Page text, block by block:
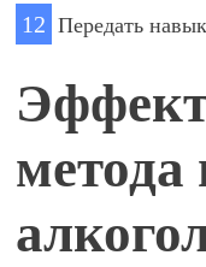
Передать
метода